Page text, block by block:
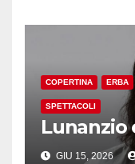
COPERTINA ERBA
SPETTACOLI
Lunanzio
GIU 15, 2026